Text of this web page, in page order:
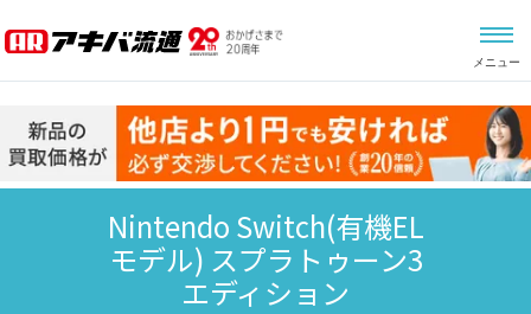
メニュー
Nintendo Switch(有機EL
モデル) スプラトゥーン3
エディション